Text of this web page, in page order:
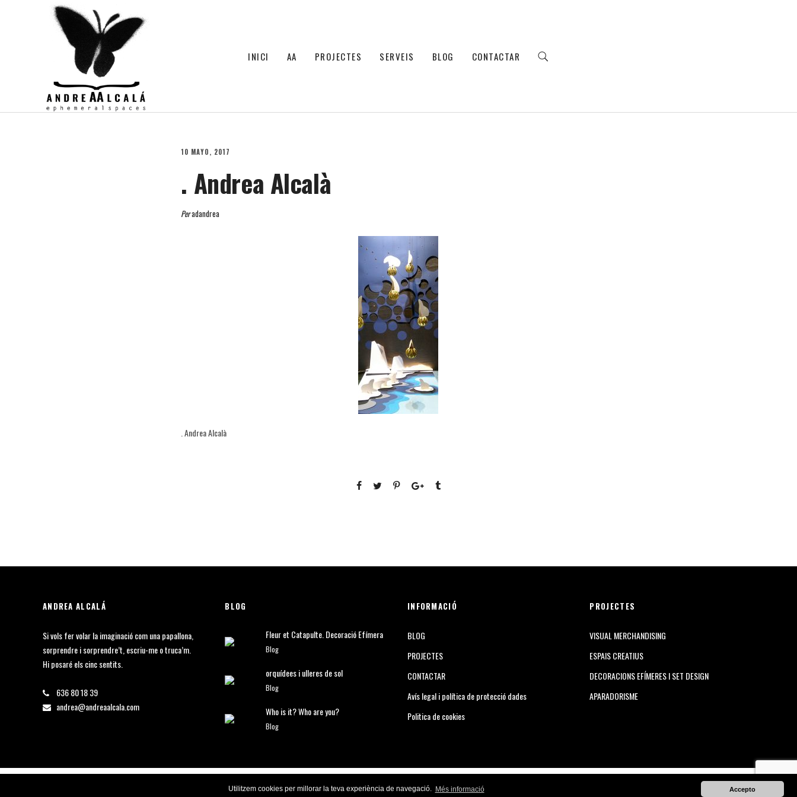
Utilitzem cookies per millorar la teva experiència de navegació. Més informació Accepto
INICI AA PROJECTES SERVEIS BLOG CONTACTAR
10 MAYO, 2017
. Andrea Alcalà
Peradandrea
. Andrea Alcalà
ANDREA ALCALÁ
Si vols fer volar la imaginació com una papallona,
sorprendre i sorprendre’t, escriu-me o truca’m.
Hi posaré els cinc sentits.
636 80 18 39
andrea@andreaalcala.com
BLOG
Fleur et Catapulte. Decoració Efímera
Blog
orquídees i ulleres de sol
Blog
Who is it? Who are you?
Blog
INFORMACIÓ
BLOG
PROJECTES
CONTACTAR
Avís legal i política de protecció dades
Politica de cookies
PROJECTES
VISUAL MERCHANDISING
ESPAIS CREATIUS
DECORACIONS EFÍMERES I SET DESIGN
APARADORISME
© 2018 Andrea Alcalá. Tots els drets reservats. Desenvolupat per Avalyon